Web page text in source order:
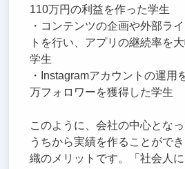
110万円の利益を作った学生
・コンテンツの企画や外部ラ
トを行い、アプリの継続率を
学生
・Instagramアカウントの運用
万フォロワーを獲得した学生
このように、会社の中心とな
うちから実績を作ることがで
織のメリットです。「社会人